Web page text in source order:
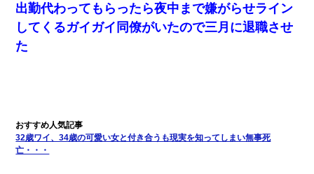
医者「糖尿病で余命1年です」 ワイ「知らんわｗどうせ死ぬなら
食べる量増やすわｗ」→結果ｗｗｗｗｗ
【悲報】姉と入浴中に大きくなってしまった結果ｗｗｗｗｗｗｗ
「離婚！（激怒」
私「結婚やめるわ」 婚約者「え？なんでなんで？」 → 放置した
出勤代わってもらったら夜中まで嫌がらせライン
してくるガイガイ同僚がいたので三月に退職させ
た
32歳ワイ、34歳の可愛い女と付き合うも現実を知ってしまい無事死
亡・・・